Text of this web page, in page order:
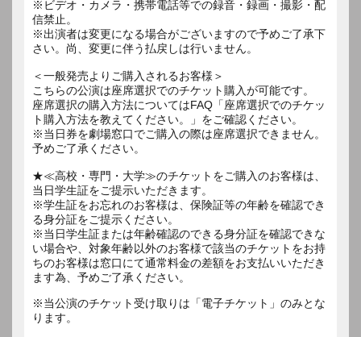
※ビデオ・カメラ・携帯電話等での録音・録画・撮影・配
信禁止。
※出演者は変更になる場合がございますので予めご了承下
さい。尚、変更に伴う払戻しは行いません。
＜一般発売よりご購入されるお客様＞
こちらの公演は座席選択でのチケット購入が可能です。
座席選択の購入方法についてはFAQ「座席選択でのチケッ
ト購入方法を教えてください。」をご確認ください。
※当日券を劇場窓口でご購入の際は座席選択できません。
予めご了承ください。
★≪高校・専門・大学≫のチケットをご購入のお客様は、
当日学生証をご提示いただきます。
※学生証をお忘れのお客様は、保険証等の年齢を確認でき
る身分証をご提示ください。
※当日学生証または年齢確認のできる身分証を確認できな
い場合や、対象年齢以外のお客様で該当のチケットをお持
ちのお客様は窓口にて通常料金の差額をお支払いいただき
ます為、予めご了承ください。
※当公演のチケット受け取りは「電子チケット」のみとな
ります。